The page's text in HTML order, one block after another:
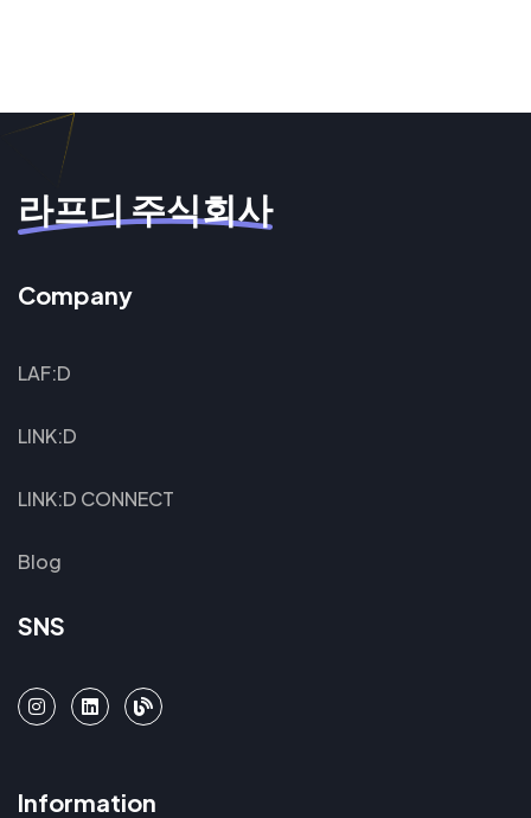
라프디 주식회사
Company
LAF:D
LINK:D
LINK:D CONNECT
Blog
SNS
Information